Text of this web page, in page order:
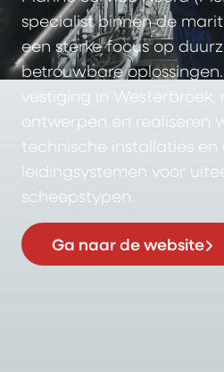
specialist binnen de
een sterke focus op
betrouwbare
vestiging in Westerbroek,
ontwerpen en realiseren
technische installaties
leidingsystemen voor
scheepstypen.
Ga naar de website